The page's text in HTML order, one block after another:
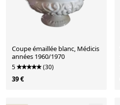
Coupe émaillée blanc, Médicis
années 1960/1970
5 (30)
39 €